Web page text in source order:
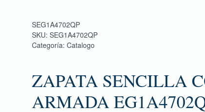
SEG1A4702QP
SKU: SEG1A4702QP
Categoría: Catalogo
ZAPATA SENCILLA
ARMADA